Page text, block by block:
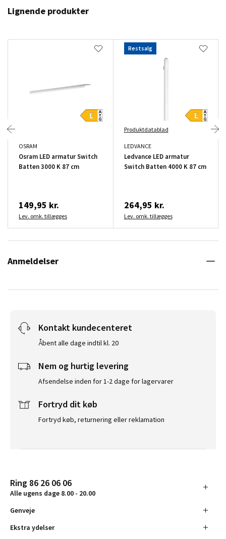
Lignende produkter
OSRAM
Osram LED armatur Switch
Batten 3000 K 87 cm
149,95 kr.
Lev. omk. tillægges
Produktdatablad
Restsalg
LEDVANCE
Ledvance LED armatur
Switch Batten 4000 K 87 cm
264,95 kr.
Lev. omk. tillægges
Anmeldelser
Kontakt kundecenteret
Åbent alle dage indtil kl. 20
Nem og hurtig levering
Afsendelse inden for 1-2 dage for lagervarer
Fortryd dit køb
Fortryd køb, returnering eller reklamation
Ring 86 26 06 06
Alle ugens dage 8.00 - 20.00
Genveje
Ekstra ydelser